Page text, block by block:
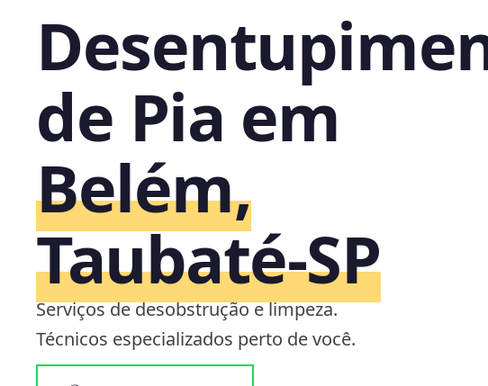
de Pia em
Belém,
Taubaté‑SP
Serviços de desobstrução e limpeza.
Técnicos especializados perto de você.